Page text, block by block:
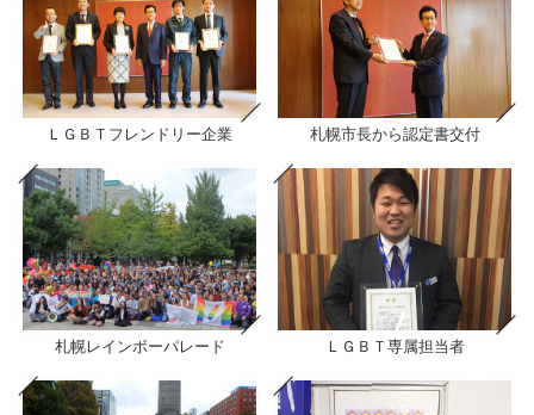
ＬＧＢＴフレンドリー企業 札幌市長から認定書交付
札幌レインボーパレード ＬＧＢＴ専属担当者